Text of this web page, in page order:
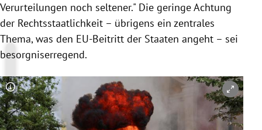
Verurteilungen noch seltener." Die geringe Achtung
der Rechtsstaatlichkeit – übrigens ein zentrales
Thema, was den EU-Beitritt der Staaten angeht – sei
besorgniserregend.
Copyright-Hinweis öffnen/schließen